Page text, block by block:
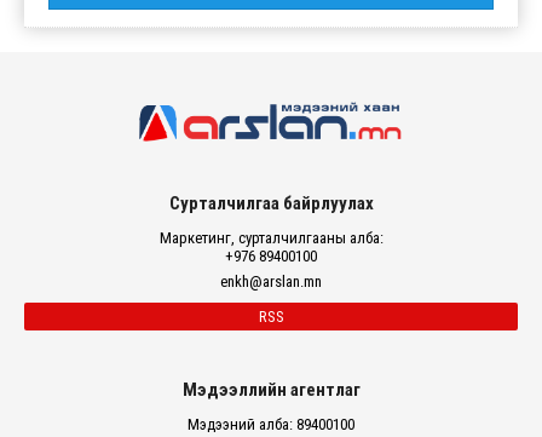
Сурталчилгаа байрлуулах
Маркетинг, сурталчилгааны алба:
+976 89400100
enkh@arslan.mn
RSS
Мэдээллийн агентлаг
Мэдээний алба: 89400100